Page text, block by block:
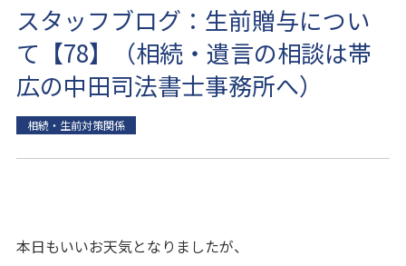
スタッフブログ：生前贈与につい
て【78】（相続・遺言の相談は帯
広の中田司法書士事務所へ）
相続・生前対策関係
本日もいいお天気となりましたが、